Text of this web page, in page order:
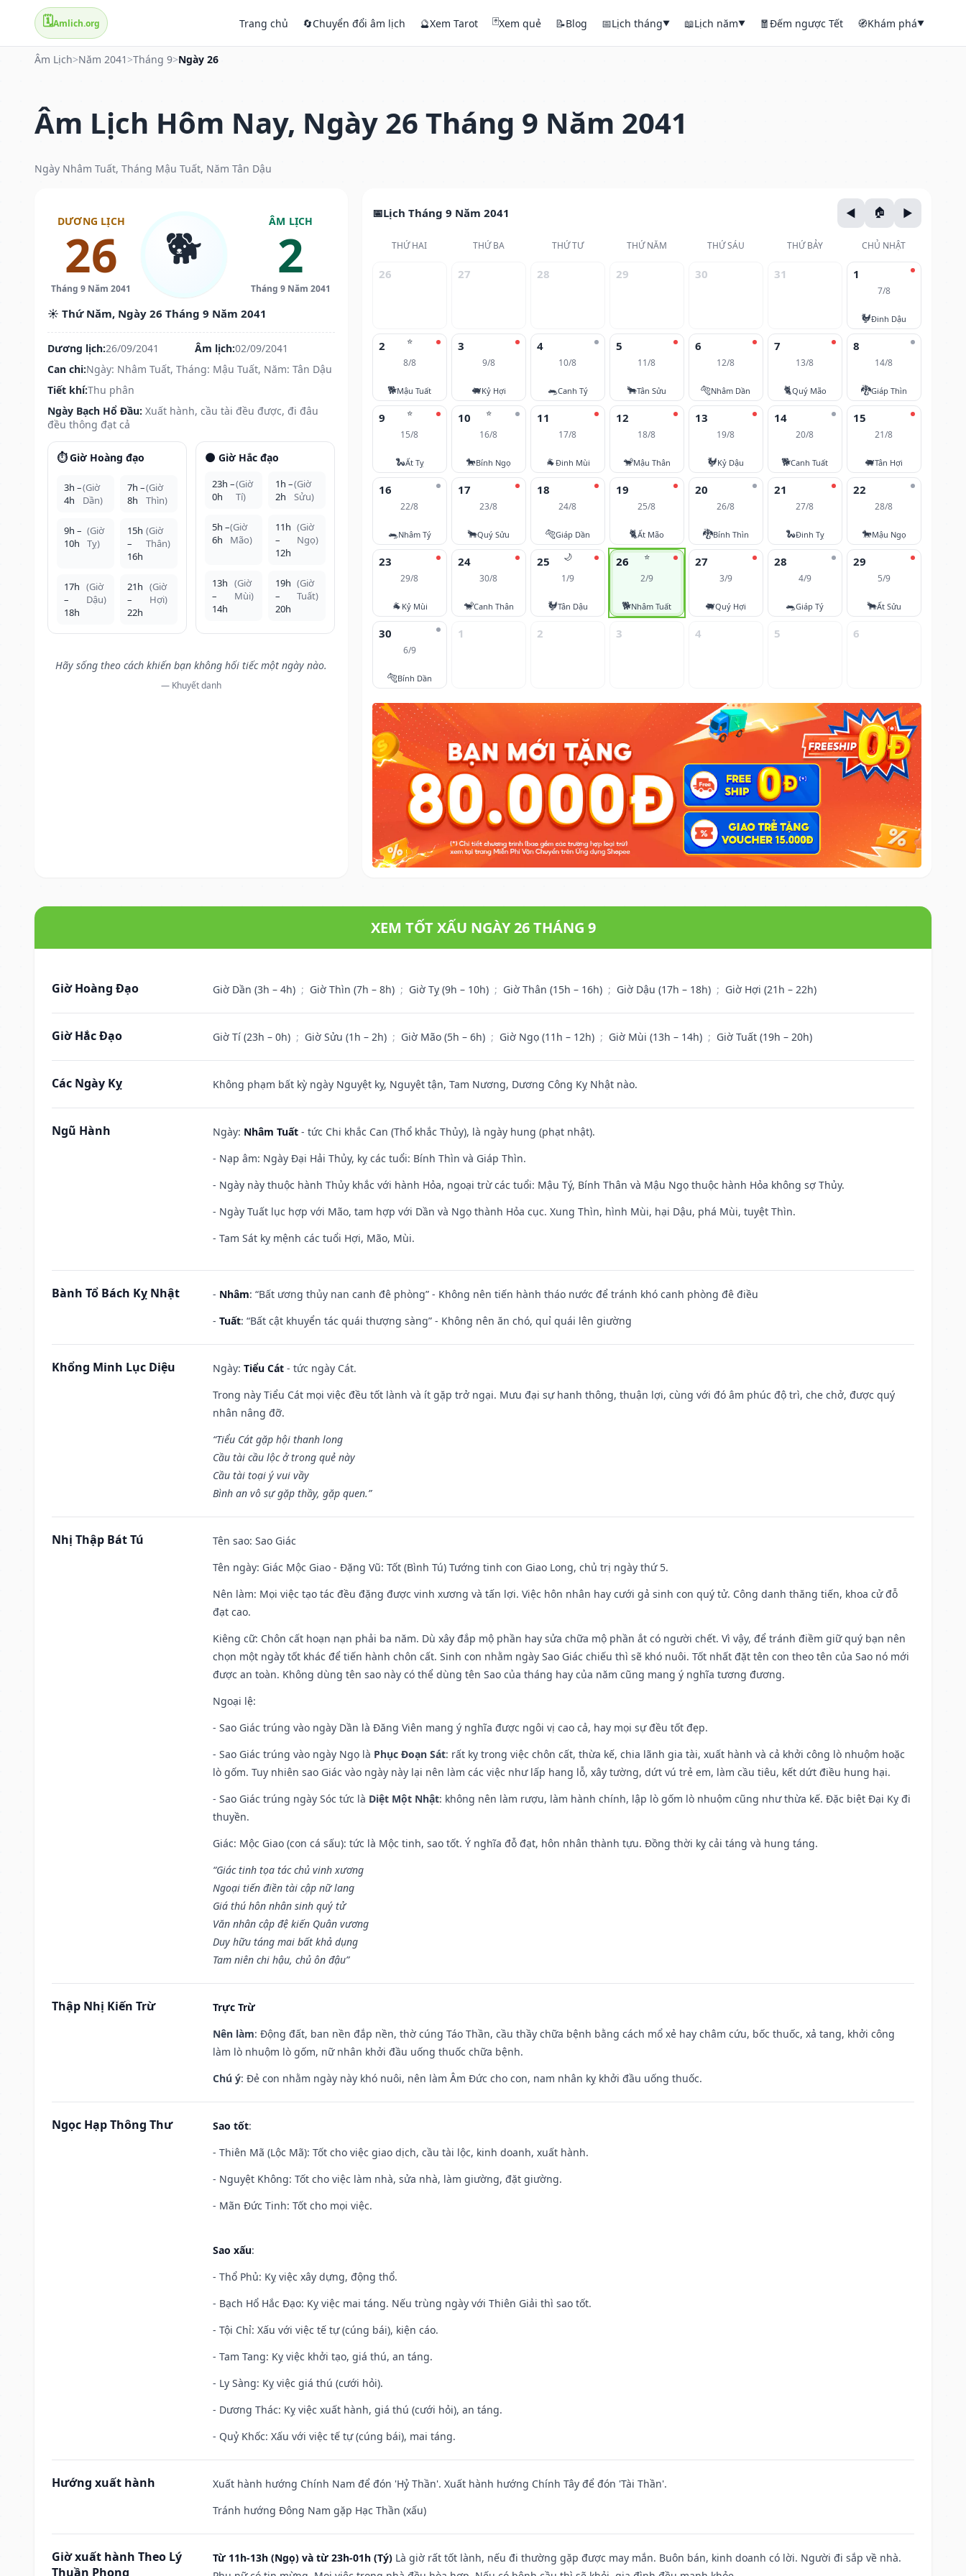
🗓️Amlich.org Trang chủ 🔄Chuyển đổi âm lịch 🔮Xem Tarot 🃏Xem quẻ 📝Blog 📅Lịch tháng▼ 📖Lịch năm▼ 🧧Đếm ngược Tết 🧭Khám phá▼
Âm Lịch>Năm 2041 >Tháng 9>Ngày 26
Âm Lịch Hôm Nay, Ngày 26 Tháng 9 Năm 2041
Ngày Nhâm Tuất, Tháng Mậu Tuất, Năm Tân Dậu
DƯƠNG LỊCH
26
Tháng 9 Năm 2041
🐕 ÂM LỊCH
2
Tháng 9 Năm 2041
☀️ Thứ Năm, Ngày 26 Tháng 9 Năm 2041
Dương lịch:26/09/2041 Âm lịch:02/09/2041
Can chi:Ngày: Nhâm Tuất, Tháng: Mậu Tuất, Năm: Tân Dậu
Tiết khí:Thu phân
Ngày Bạch Hổ Đầu: Xuất hành, cầu tài đều được, đi đâu
đều thông đạt cả
⏱️ Giờ Hoàng đạo
3h –
4h
(Giờ
Dần)
7h –
8h
(Giờ
Thìn)
9h –
10h
(Giờ
Tỵ)
15h
–
16h
(Giờ
Thân)
17h
–
18h
(Giờ
Dậu)
21h
–
22h
(Giờ
Hợi)
🌑 Giờ Hắc đạo
23h –
0h
(Giờ
Tí)
1h –
2h
(Giờ
Sửu)
5h –
6h
(Giờ
Mão)
11h
–
12h
(Giờ
Ngọ)
13h
–
14h
(Giờ
Mùi)
19h
–
20h
(Giờ
Tuất)
Hãy sống theo cách khiến bạn không hối tiếc một ngày nào.
— Khuyết danh
Lịch Tháng 9 Năm 2041
THỨ HAI THỨ BA THỨ TƯ THỨ NĂM THỨ SÁU THỨ BẢY CHỦ NHẬT
26 27 28 29 30 31 1
7/8
🐓Đinh Dậu
⭐
2
8/8
🐕Mậu Tuất
3
9/8
🐖Kỷ Hợi
4
10/8
🐀Canh Tý
5
11/8
🐂Tân Sửu
6
12/8
🐅Nhâm Dần
7
13/8
🐈Quý Mão
8
14/8
🐉Giáp Thìn
⭐
9
15/8
🐍Ất Tỵ
⭐
10
16/8
🐎Bính Ngọ
11
17/8
🐐Đinh Mùi
12
18/8
🐒Mậu Thân
13
19/8
🐓Kỷ Dậu
14
20/8
🐕Canh Tuất
15
21/8
🐖Tân Hợi
16
22/8
🐀Nhâm Tý
17
23/8
🐂Quý Sửu
18
24/8
🐅Giáp Dần
19
25/8
🐈Ất Mão
20
26/8
🐉Bính Thìn
21
27/8
🐍Đinh Tỵ
22
28/8
🐎Mậu Ngọ
23
29/8
🐐 Kỷ Mùi
24
30/8
🐒Canh Thân
🌙
25
1/9
🐓Tân Dậu
⭐
26
2/9
🐕Nhâm Tuất
27
3/9
🐖Quý Hợi
28
4/9
🐀Giáp Tý
29
5/9
🐂Ất Sửu
30
6/9
🐅Bính Dần
1 2 3 4 5 6
XEM TỐT XẤU NGÀY 26 THÁNG 9
Giờ Hoàng Đạo Giờ Dần (3h – 4h) ; Giờ Thìn (7h – 8h) ; Giờ Tỵ (9h – 10h) ; Giờ Thân (15h – 16h) ; Giờ Dậu (17h – 18h) ; Giờ Hợi (21h – 22h)
Giờ Hắc Đạo Giờ Tí (23h – 0h) ; Giờ Sửu (1h – 2h) ; Giờ Mão (5h – 6h) ; Giờ Ngọ (11h – 12h) ; Giờ Mùi (13h – 14h) ; Giờ Tuất (19h – 20h)
Các Ngày Kỵ Không phạm bất kỳ ngày Nguyệt kỵ, Nguyệt tận, Tam Nương, Dương Công Kỵ Nhật nào.
Ngũ Hành Ngày: Nhâm Tuất - tức Chi khắc Can (Thổ khắc Thủy), là ngày hung (phạt nhật).
- Nạp âm: Ngày Đại Hải Thủy, kỵ các tuổi: Bính Thìn và Giáp Thìn.
- Ngày này thuộc hành Thủy khắc với hành Hỏa, ngoại trừ các tuổi: Mậu Tý, Bính Thân và Mậu Ngọ thuộc hành Hỏa không sợ Thủy.
- Ngày Tuất lục hợp với Mão, tam hợp với Dần và Ngọ thành Hỏa cục. Xung Thìn, hình Mùi, hại Dậu, phá Mùi, tuyệt Thìn.
- Tam Sát kỵ mệnh các tuổi Hợi, Mão, Mùi.
Bành Tổ Bách Kỵ Nhật - Nhâm: “Bất ương thủy nan canh đê phòng” - Không nên tiến hành tháo nước để tránh khó canh phòng đê điều
- Tuất: “Bất cật khuyển tác quái thượng sàng” - Không nên ăn chó, quỉ quái lên giường
Khổng Minh Lục Diệu Ngày: Tiểu Cát - tức ngày Cát.
Trong này Tiểu Cát mọi việc đều tốt lành và ít gặp trở ngại. Mưu đại sự hanh thông, thuận lợi, cùng với đó âm phúc độ trì, che chở, được quý
nhân nâng đỡ.
“Tiểu Cát gặp hội thanh long
Cầu tài cầu lộc ở trong quẻ này
Cầu tài toại ý vui vầy
Bình an vô sự gặp thầy, gặp quen.”
Nhị Thập Bát Tú Tên sao: Sao Giác
Tên ngày: Giác Mộc Giao - Đặng Vũ: Tốt (Bình Tú) Tướng tinh con Giao Long, chủ trị ngày thứ 5.
Nên làm: Mọi việc tạo tác đều đặng được vinh xương và tấn lợi. Việc hôn nhân hay cưới gả sinh con quý tử. Công danh thăng tiến, khoa cử đỗ
đạt cao.
Kiêng cữ: Chôn cất hoạn nạn phải ba năm. Dù xây đắp mộ phần hay sửa chữa mộ phần ắt có người chết. Vì vậy, để tránh điềm giữ quý bạn nên
chọn một ngày tốt khác để tiến hành chôn cất. Sinh con nhằm ngày Sao Giác chiếu thì sẽ khó nuôi. Tốt nhất đặt tên con theo tên của Sao nó mới
được an toàn. Không dùng tên sao này có thể dùng tên Sao của tháng hay của năm cũng mang ý nghĩa tương đương.
Ngoại lệ:
- Sao Giác trúng vào ngày Dần là Đăng Viên mang ý nghĩa được ngôi vị cao cả, hay mọi sự đều tốt đẹp.
- Sao Giác trúng vào ngày Ngọ là Phục Đoạn Sát: rất kỵ trong việc chôn cất, thừa kế, chia lãnh gia tài, xuất hành và cả khởi công lò nhuộm hoặc
lò gốm. Tuy nhiên sao Giác vào ngày này lại nên làm các việc như lấp hang lỗ, xây tường, dứt vú trẻ em, làm cầu tiêu, kết dứt điều hung hại.
- Sao Giác trúng ngày Sóc tức là Diệt Một Nhật: không nên làm rượu, làm hành chính, lập lò gốm lò nhuộm cũng như thừa kế. Đặc biệt Đại Kỵ đi
thuyền.
Giác: Mộc Giao (con cá sấu): tức là Mộc tinh, sao tốt. Ý nghĩa đỗ đạt, hôn nhân thành tựu. Đồng thời kỵ cải táng và hung táng.
“Giác tinh tọa tác chủ vinh xương
Ngoại tiến điền tài cập nữ lang
Giá thú hôn nhân sinh quý tử
Văn nhân cập đệ kiến Quân vương
Duy hữu táng mai bất khả dụng
Tam niên chi hậu, chủ ôn đậu”
Thập Nhị Kiến Trừ
Trực Trừ
Nên làm: Động đất, ban nền đắp nền, thờ cúng Táo Thần, cầu thầy chữa bệnh bằng cách mổ xẻ hay châm cứu, bốc thuốc, xả tang, khởi công
làm lò nhuộm lò gốm, nữ nhân khởi đầu uống thuốc chữa bệnh.
Chú ý: Đẻ con nhằm ngày này khó nuôi, nên làm Âm Đức cho con, nam nhân kỵ khởi đầu uống thuốc.
Ngọc Hạp Thông Thư Sao tốt:
- Thiên Mã (Lộc Mã): Tốt cho việc giao dịch, cầu tài lộc, kinh doanh, xuất hành.
- Nguyệt Không: Tốt cho việc làm nhà, sửa nhà, làm giường, đặt giường.
- Mãn Đức Tinh: Tốt cho mọi việc.
Sao xấu:
- Thổ Phủ: Kỵ việc xây dựng, động thổ.
- Bạch Hổ Hắc Đạo: Kỵ việc mai táng. Nếu trùng ngày với Thiên Giải thì sao tốt.
- Tội Chỉ: Xấu với việc tế tự (cúng bái), kiện cáo.
- Tam Tang: Kỵ việc khởi tạo, giá thú, an táng.
- Ly Sàng: Kỵ việc giá thú (cưới hỏi).
- Dương Thác: Kỵ việc xuất hành, giá thú (cưới hỏi), an táng.
- Quỷ Khốc: Xấu với việc tế tự (cúng bái), mai táng.
Hướng xuất hành
Xuất hành hướng Chính Nam để đón 'Hỷ Thần'. Xuất hành hướng Chính Tây để đón 'Tài Thần'.
Tránh hướng Đông Nam gặp Hạc Thần (xấu)
Giờ xuất hành Theo Lý
Thuần Phong
Từ 11h-13h (Ngọ) và từ 23h-01h (Tý) Là giờ rất tốt lành, nếu đi thường gặp được may mắn. Buôn bán, kinh doanh có lời. Người đi sắp về nhà.